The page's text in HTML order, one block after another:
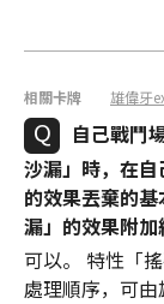
相關卡牌 雄偉牙
自己戰鬥
沙漏」時，在自
的效果丟棄的
漏」的效果附加
可以。 特性「
處理順序，可由